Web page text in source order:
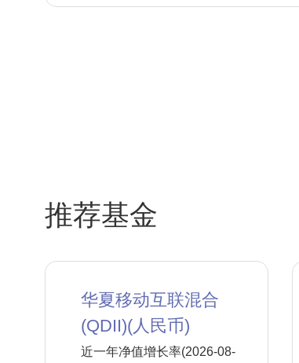
推荐基金
华夏移动互联混合
(QDII)(人民币)
近一年净值增长率(2026-08-